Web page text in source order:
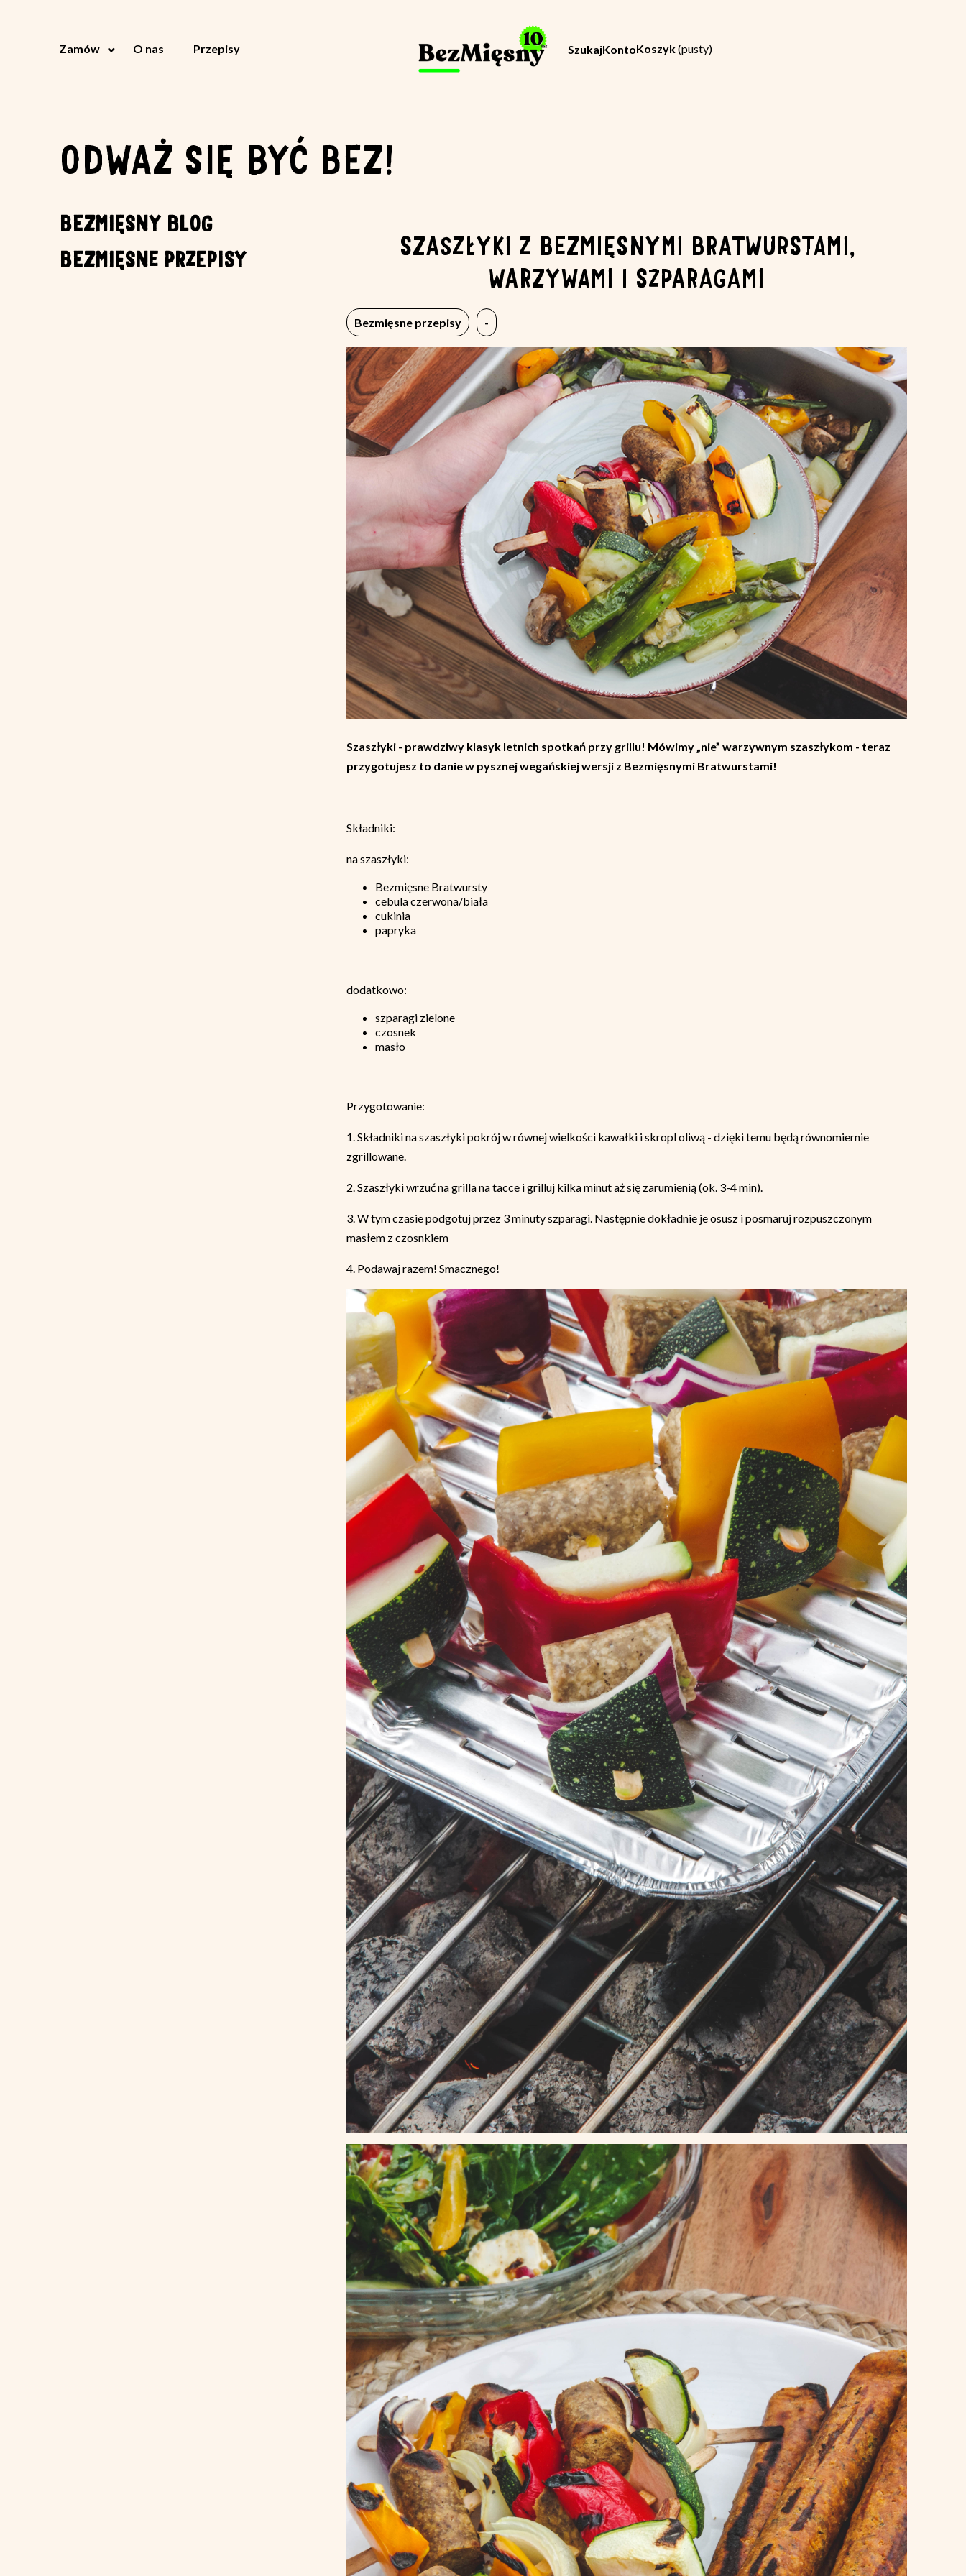
Zamów O nas Przepisy SzukajKontoKoszyk(pusty)
ODWAŻ SIĘ BYĆ BEZ!
BEZMIĘSNY BLOG
BEZMIĘSNE PRZEPISY
SZASZŁYKI Z BEZMIĘSNYMI BRATWURSTAMI,
WARZYWAMI I SZPARAGAMI
-
Bezmięsne przepisy
Szaszłyki - prawdziwy klasyk letnich spotkań przy grillu! Mówimy „nie” warzywnym szaszłykom - teraz
przygotujesz to danie w pysznej wegańskiej wersji z Bezmięsnymi Bratwurstami!
Składniki:
na szaszłyki:
Bezmięsne Bratwursty
cebula czerwona/biała
cukinia
papryka
dodatkowo:
szparagi zielone
czosnek
masło
Przygotowanie:
1. Składniki na szaszłyki pokrój w równej wielkości kawałki i skropl oliwą - dzięki temu będą równomiernie
zgrillowane.
2. Szaszłyki wrzuć na grilla na tacce i grilluj kilka minut aż się zarumienią (ok. 3-4 min).
3. W tym czasie podgotuj przez 3 minuty szparagi. Następnie dokładnie je osusz i posmaruj rozpuszczonym
masłem z czosnkiem
4. Podawaj razem! Smacznego!